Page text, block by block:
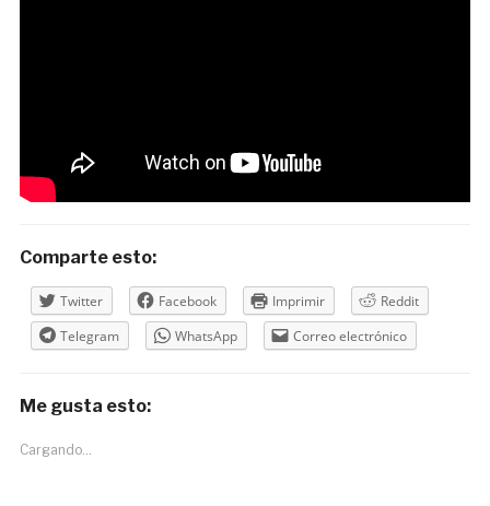
Comparte esto:
Twitter Facebook Imprimir
Reddit
Telegram
WhatsApp Correo electrónico
Me gusta esto:
Cargando...